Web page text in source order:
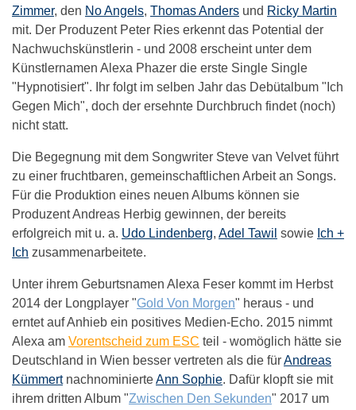
Zimmer, den No Angels, Thomas Anders und Ricky Martin
mit. Der Produzent Peter Ries erkennt das Potential der
Nachwuchskünstlerin - und 2008 erscheint unter dem
Künstlernamen Alexa Phazer die erste Single Single
"Hypnotisiert". Ihr folgt im selben Jahr das Debütalbum "Ich
Gegen Mich", doch der ersehnte Durchbruch findet (noch)
nicht statt.
Die Begegnung mit dem Songwriter Steve van Velvet führt
zu einer fruchtbaren, gemeinschaftlichen Arbeit an Songs.
Für die Produktion eines neuen Albums können sie
Produzent Andreas Herbig gewinnen, der bereits
erfolgreich mit u. a. Udo Lindenberg, Adel Tawil sowie Ich +
Ich zusammenarbeitete.
Unter ihrem Geburtsnamen Alexa Feser kommt im Herbst
2014 der Longplayer "Gold Von Morgen" heraus - und
erntet auf Anhieb ein positives Medien-Echo. 2015 nimmt
Alexa am Vorentscheid zum ESC teil - womöglich hätte sie
Deutschland in Wien besser vertreten als die fürAndreas
KümmertnachnominierteAnn Sophie. Dafür klopft sie mit
ihrem dritten Album "Zwischen Den Sekunden" 2017 um